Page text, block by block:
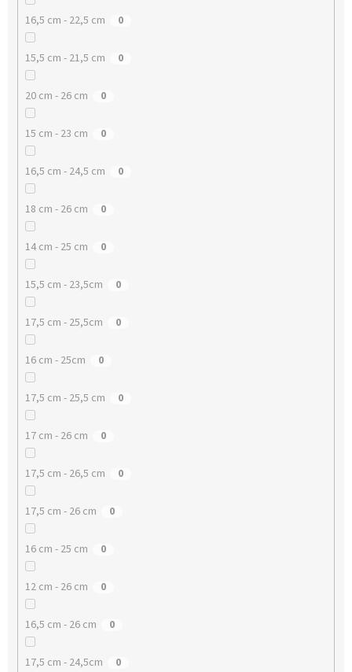
16,5 cm - 22,5 cm 0
15,5 cm - 21,5 cm 0
20 cm - 26 cm 0
15 cm - 23 cm 0
16,5 cm - 24,5 cm 0
18 cm - 26 cm 0
14 cm - 25 cm 0
15,5 cm - 23,5cm 0
17,5 cm - 25,5cm 0
16 cm - 25cm 0
17,5 cm - 25,5 cm 0
17 cm - 26 cm 0
17,5 cm - 26,5 cm 0
17,5 cm - 26 cm 0
16 cm - 25 cm 0
12 cm - 26 cm 0
16,5 cm - 26 cm 0
17,5 cm - 24,5cm 0